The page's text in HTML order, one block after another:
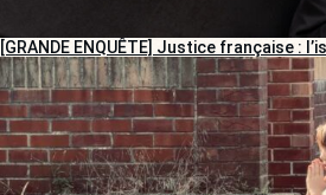
[GRANDE ENQUÊTE] Justice française :